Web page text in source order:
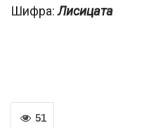
Шифра:Лисицата
51